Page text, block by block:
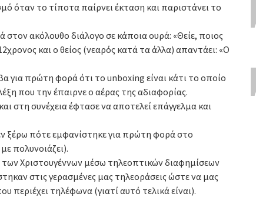
όταν το τίποτα παίρνει έκταση και παριστάνει το
στον ακόλουθο διάλογο σε κάποια ουρά: «Θείε, ποιος
και ο θείος (νεαρός κατά τα άλλα) απαντάει: «Ο
για πρώτη φορά ότι το unboxing είναι κάτι το οποίο
που την έπαιρνε ο αέρας της αδιαφορίας.
στη συνέχεια έφτασε να αποτελεί επάγγελμα και
ξέρω πότε εμφανίστηκε για πρώτη φορά στο
πολυνοιάζει).
των Χριστουγέννων μέσω τηλεοπτικών διαφημίσεων
στις γερασμένες μας τηλεοράσεις ώστε να μας
περιέχει τηλέφωνα (γιατί αυτό τελικά είναι).